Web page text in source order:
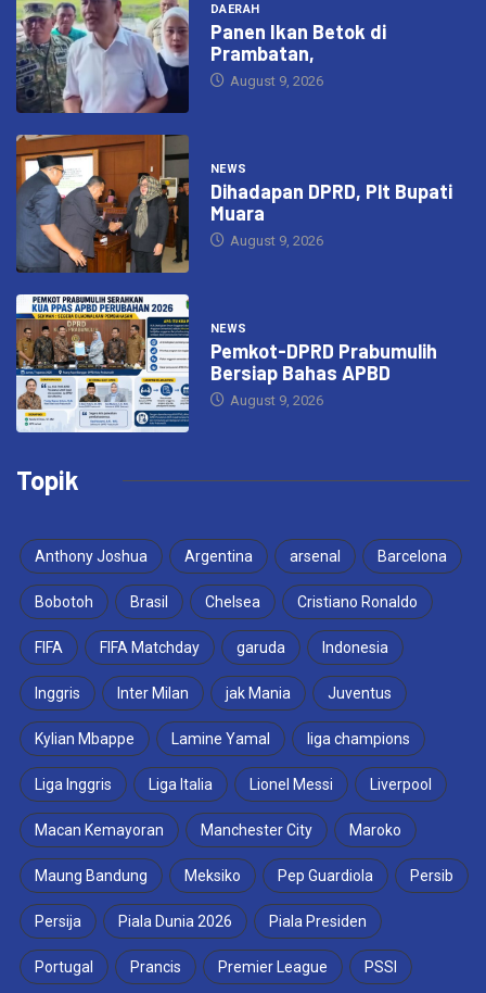
DAERAH
Panen Ikan Betok di
Prambatan,
August 9, 2026
NEWS
Dihadapan DPRD, Plt Bupati
Muara
August 9, 2026
NEWS
Pemkot-DPRD Prabumulih
Bersiap Bahas APBD
August 9, 2026
Topik
Anthony Joshua Argentina arsenal Barcelona
Bobotoh Brasil Chelsea Cristiano Ronaldo
FIFA FIFA Matchday garuda Indonesia
Inggris Inter Milan jak Mania Juventus
Kylian Mbappe Lamine Yamal liga champions
Liga Inggris Liga Italia Lionel Messi Liverpool
Macan Kemayoran Manchester City Maroko
Maung Bandung Meksiko Pep Guardiola Persib
Persija Piala Dunia 2026 Piala Presiden
Portugal Prancis Premier League PSSI